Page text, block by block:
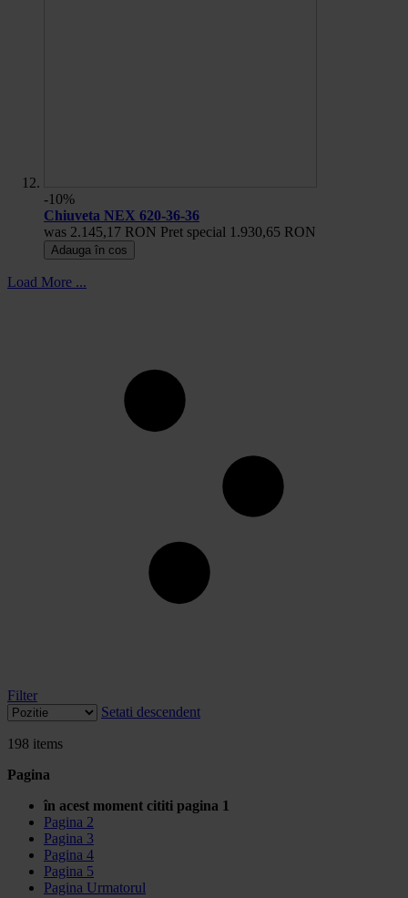
-10%
Chiuveta NEX 620-36-36
was 2.145,17 RON Pret special 1.930,65 RON
Adauga în cos
Load More ...
Filter
Setati descendent
198 items
Pagina
în acest moment cititi pagina 1
Pagina 2
Pagina 3
Pagina 4
Pagina 5
Pagina Urmatorul